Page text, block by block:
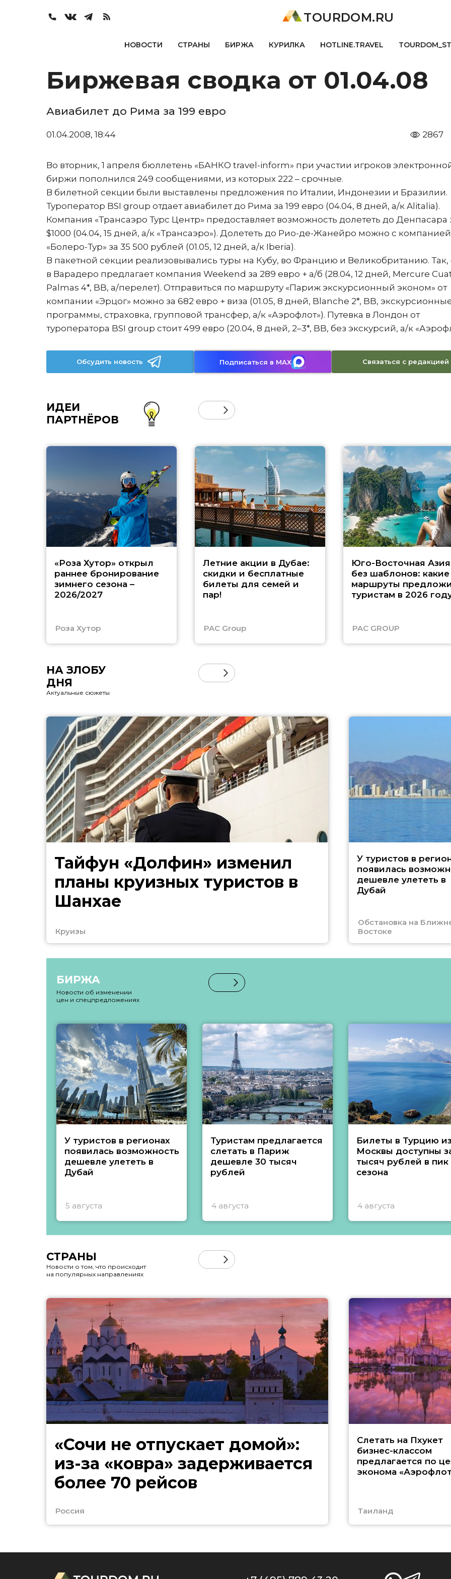
TOURDOM.RU
НОВОСТИ СТРАНЫ БИРЖА КУРИЛКА HOTLINE.TRAVEL
Биржевая сводка от 01.04.08
Авиабилет до Рима за 199 евро
01.04.2008, 18:44 2867
Во вторник, 1 апреля бюллетень «БАНКО travel-inform» при участии игроков
биржи пополнился 249 сообщениями, из которых 222 – срочные.
В билетной секции были выставлены предложения по Италии, Индонезии и Бразилии.
Туроператор BSI group отдает авиабилет до Рима за 199 евро (04.04, 8 дней, а/к Alitalia).
Компания «Трансаэро Турс Центр» предоставляет возможность долететь до Денпасара
$1000 (04.04, 15 дней, а/к «Трансаэро»). Долететь до Рио-де-Жанейро можно с компанией
«Болеро-Тур» за 35 500 рублей (01.05, 12 дней, а/к Iberia).
В пакетной секции реализовывались туры на Кубу, во Францию и Великобританию. Так,
в Варадеро предлагает компания Weekend за 289 евро + а/б (28.04, 12 дней, Mercure
Palmas 4*, BB, а/перелет). Отправиться по маршруту «Париж экскурсионный эконом» от
компании «Эрцог» можно за 682 евро + виза (01.05, 8 дней, Blanche 2*, BB,
программы, страховка, групповой трансфер, а/к «Аэрофлот»). Путевка в Лондон от
туроператора BSI group стоит 499 евро (20.04, 8 дней, 2–3*, BB, без экскурсий, а/к
Обсудить новость Подписаться в MAX Связаться с редакцией
ИДЕИ
ПАРТНЁРОВ
«Роза Хутор» открыл
раннее бронирование
зимнего сезона –
2026/2027
Роза Хутор
Летние акции в Дубае:
скидки и бесплатные
билеты для семей и
пар!
PAC Group
Юго-Восточная Азия
без шаблонов: какие
маршруты
туристам в 2026
PAC GROUP
НА ЗЛОБУ
ДНЯ
Актуальные сюжеты
Тайфун «Долфин» изменил
планы круизных туристов в
Шанхае
Круизы
У туристов в
появилась
дешевле улететь в
Дубай
Обстановка на
Востоке
БИРЖА
Новости об изменении
цен и спецпредложениях
У туристов в регионах
появилась возможность
дешевле улететь в
Дубай
5 августа
Туристам предлагается
слетать в Париж
дешевле 30 тысяч
рублей
4 августа
Билеты в Турцию из
Москвы доступны
тысяч рублей в пик
сезона
4 августа
СТРАНЫ
Новости о том, что происходит
на популярных направлениях
«Сочи не отпускает домой»:
из-за «ковра» задерживается
более 70 рейсов
Россия
Слетать на Пхукет
бизнес-классом
предлагается по
эконома
Таиланд